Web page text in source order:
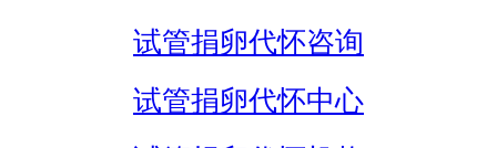
试管捐卵代怀咨询
试管捐卵代怀中心